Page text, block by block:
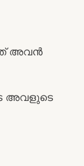
അവൻ
അവളുടെ